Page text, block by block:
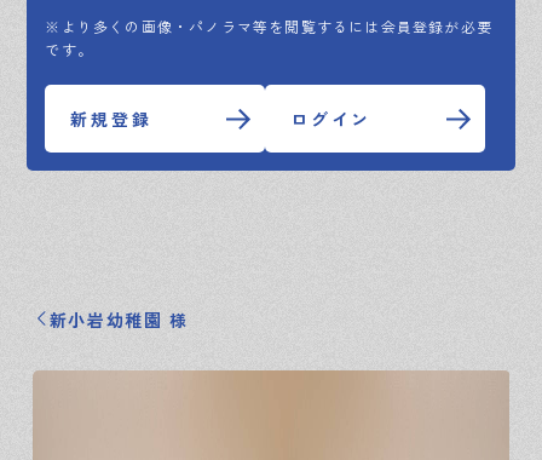
※より多くの画像・パノラマ等を閲覧するには会員登録が必要
です。
新規登録 ログイン
新小岩幼稚園 様